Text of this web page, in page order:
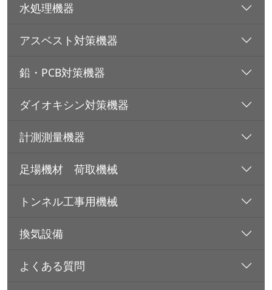
水処理機器
アスベスト対策機器
鉛・PCB対策機器
ダイオキシン対策機器
計測測量機器
足場機材 荷取機械
トンネル工事用機械
換気設備
よくある質問